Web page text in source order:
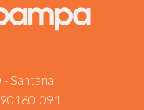
Santana
091